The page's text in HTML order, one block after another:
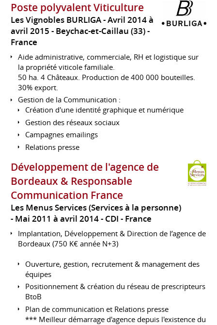
Poste polyvalent Viticulture
Les Vignobles BURLIGA
Avril 2014 à
avril 2015 Beychac-et-Caillau (33)
France
Aide administrative, commerciale, RH et logistique sur
la propriété viticole familiale.
50 ha. 4 Châteaux. Production de 400 000 bouteilles.
30% export.
Gestion de la Communication :
Création d'une identité graphique et numérique
Gestion des réseaux sociaux
Campagnes emailings
Relations presse
Développement de l'agence de
Bordeaux & Responsable
Communication France
Les Menus Services (Services à la personne)
Mai 2011 à avril 2014 CDI France
Implantation, Développement & Direction de l’agence de
Bordeaux (750 K€ année N+3)
Ouverture, gestion, recrutement & management des
équipes
Positionnement & création du réseau de prescripteurs
BtoB
Plan de communication et Relations presse
*** Meilleur démarrage d'agence depuis l'existence du